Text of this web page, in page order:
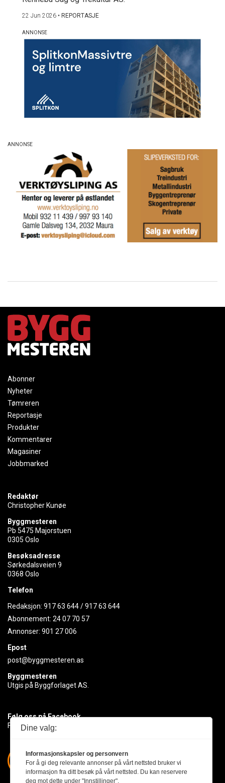
22 Jun 2026 • REPORTASJE
Abonner
Nyheter
Tømreren
Reportasje
Produkter
Kommentarer
Magasiner
Jobbmarked
Redaktør
Christopher Kunøe
Byggmesteren
Pb 5475 Majorstuen
0305 Oslo
Besøksadresse
Sørkedalsveien 9
0368 Oslo
Telefon
Redaksjon: 917 63 644/917 63 644
Abonnement: 24 07 70 57
Annonser: 901 27 006
Epost
post@byggmesteren.as
Byggmesteren
Utgis på Byggforlaget AS.
Følg oss på Facebook
Få med deg det siste innen byggebransjen
Dine valg:
Informasjonskapsler og personvern
For å gi deg relevante annonser på vårt nettsted bruker vi
informasjon fra ditt besøk på vårt nettsted. Du kan reservere
deg mot dette under "Innstillinger".